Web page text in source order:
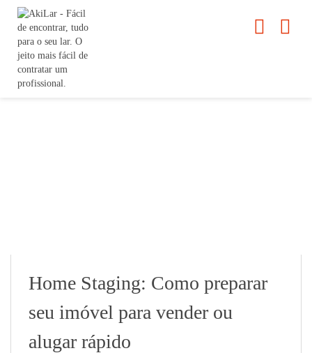
Home Staging: Como preparar
seu imóvel para vender ou
alugar rápido